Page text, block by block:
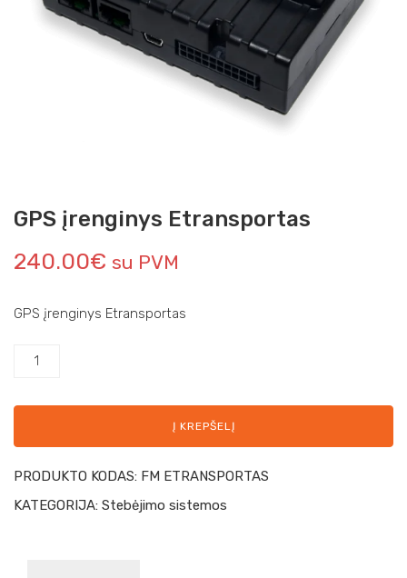
GPS įrenginys Etransportas
240.00€ su PVM
GPS įrenginys Etransportas
Į KREPŠELĮ
PRODUKTO KODAS: FM ETRANSPORTAS
KATEGORIJA: Stebėjimo sistemos